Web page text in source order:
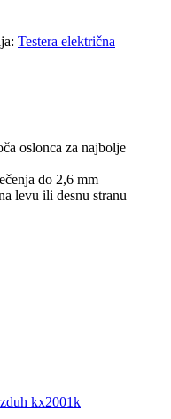
Testera električna
oslonca za najbolje
do 2,6 mm
levu ili desnu stranu